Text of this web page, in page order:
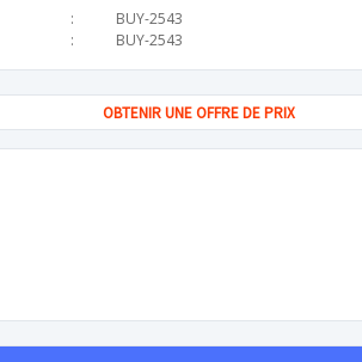
BUY-2543
BUY-2543
OBTENIR UNE OFFRE DE PRIX